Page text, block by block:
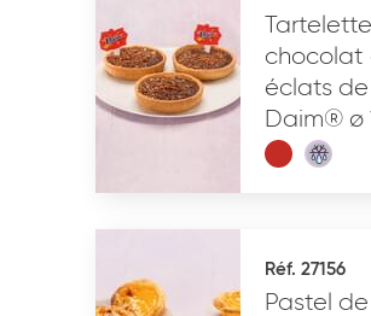
Tartelette
chocolat
éclats de
Daim® ø
Réf. 27156
Pastel de